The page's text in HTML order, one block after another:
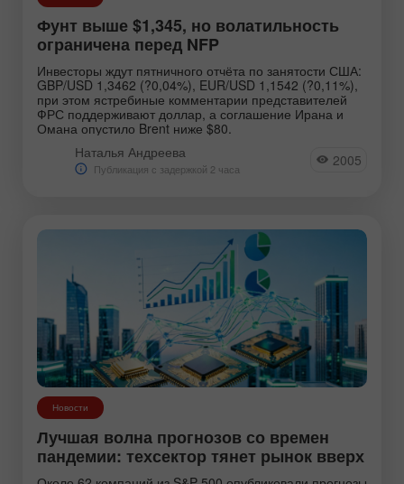
Фунт выше $1,345, но волатильность
ограничена перед NFP
Инвесторы ждут пятничного отчёта по занятости США:
GBP/USD 1,3462 (?0,04%), EUR/USD 1,1542 (?0,11%),
при этом ястребиные комментарии представителей
ФРС поддерживают доллар, а соглашение Ирана и
Омана опустило Brent ниже $80.
Наталья Андреева
Публикация с задержкой 2 часа 2005
Новости
Лучшая волна прогнозов со времен
пандемии: техсектор тянет рынок вверх